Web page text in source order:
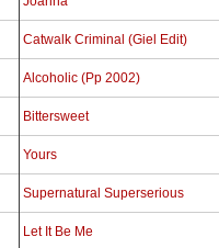
Catwalk Criminal (Giel Edit)
Alcoholic (Pp 2002)
Bittersweet
Yours
Supernatural Superserious
Let It Be Me